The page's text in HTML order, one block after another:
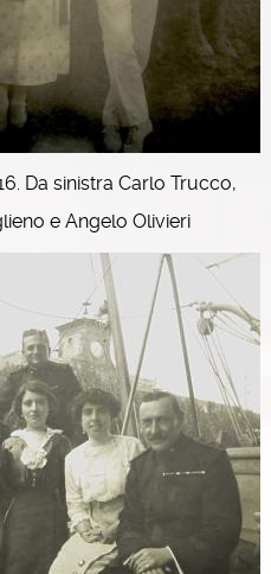
Da sinistra Carlo Trucco,
e Angelo Olivieri